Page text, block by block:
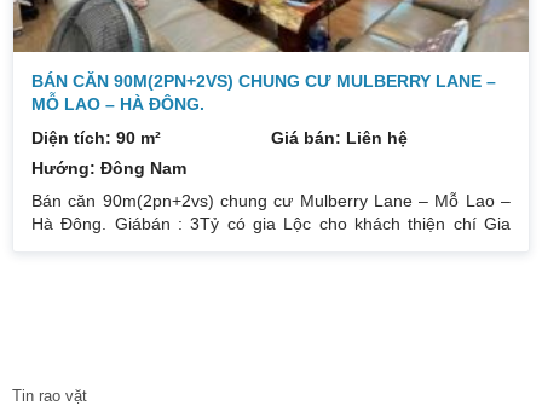
BÁN CĂN 90M(2PN+2VS) CHUNG CƯ MULBERRY LANE –
MỖ LAO – HÀ ĐÔNG.
Diện tích: 90 m²
Giá bán: Liên hệ
Hướng: Đông Nam
Bán căn 90m(2pn+2vs) chung cư Mulberry Lane – Mỗ Lao –
Hà Đông. Giábán : 3Tỷ có gia Lộc cho khách thiện chí Gia
Tin rao vặt